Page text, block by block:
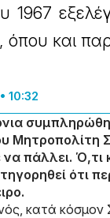
1967
όπου και
10:32
Μητροπολίτη
πάλλει. Ό,τι
ότι
κατά κόσμον